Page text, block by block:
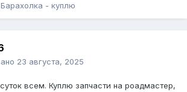
Барахолка - куплю
23 августа, 2025
всем. Куплю запчасти на роадмастер,